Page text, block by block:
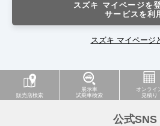
スズキ マイページを
サービスを利
スズキ マイページ
販売店検索
展示車
試乗車検索
オンライ
見積り
公式SNS